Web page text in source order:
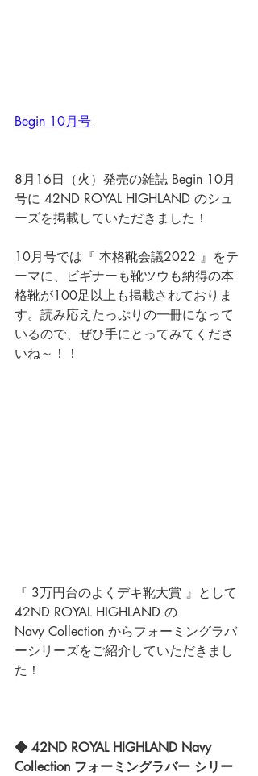
Begin 10月号
8月16日（火）発売の雑誌 Begin 10月
号に 42ND ROYAL HIGHLAND のシュ
ーズを掲載していただきました！
10月号では『 本格靴会議2022 』をテ
ーマに、ビギナーも靴ツウも納得の本
格靴が100足以上も掲載されておりま
す。読み応えたっぷりの一冊になって
いるので、ぜひ手にとってみてくださ
いね～！！
『 3万円台のよくデキ靴大賞 』として
42ND ROYAL HIGHLAND の
Navy Collection からフォーミングラバ
ーシリーズをご紹介していただきまし
た！
◆ 42ND ROYAL HIGHLAND Navy
Collection フォーミングラバー シリー